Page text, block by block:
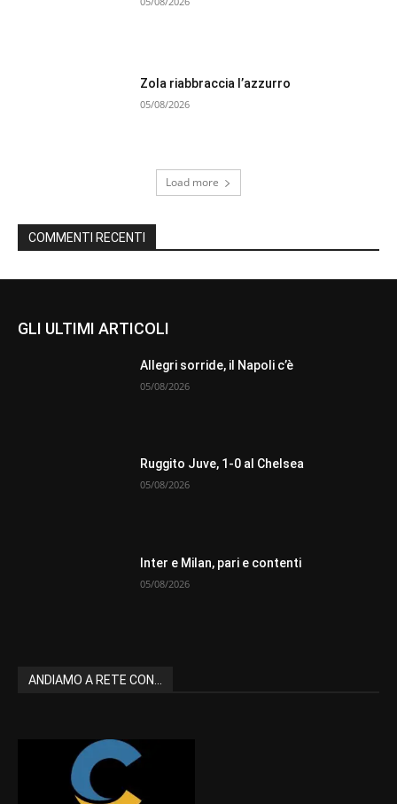
Zola riabbraccia l’azzurro
05/08/2026
Load more
COMMENTI RECENTI
GLI ULTIMI ARTICOLI
Allegri sorride, il Napoli c’è
05/08/2026
Ruggito Juve, 1-0 al Chelsea
05/08/2026
Inter e Milan, pari e contenti
05/08/2026
ANDIAMO A RETE CON...